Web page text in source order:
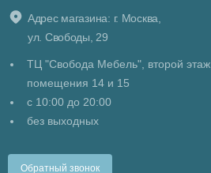
Адрес магазина: г. Москва,
ул. Свободы, 29
ТЦ "Свобода Мебель", второй этаж,
помещения 14 и 15
c 10:00 до 20:00
без выходных
Обратный звонок